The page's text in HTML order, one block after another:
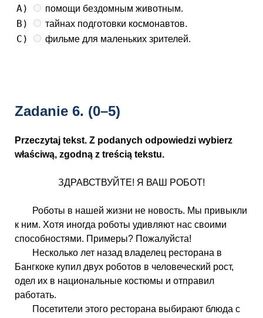
A) помощи бездомным животным.
B) тайнах подготовки космонавтов.
C) фильме для маленьких зрителей.
Zadanie 6. (0–5)
Przeczytaj tekst. Z podanych odpowiedzi wybierz
właściwą, zgodną z treścią tekstu.
ЗДРАВСТВУЙТЕ! Я ВАШ РОБОТ!
Роботы в нашей жизни не новость. Мы привыкли
к ним. Хотя иногда роботы удивляют нас своими
способностями. Примеры? Пожалуйста!
Несколько лет назад владелец ресторана в
Бангкоке купил двух роботов в человеческий рост,
одел их в национальные костюмы и отправил
работать.
Посетители этого ресторана выбирают блюда с